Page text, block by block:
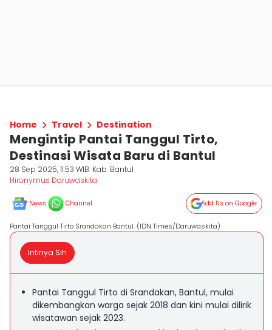
Home Travel Destination
Mengintip Pantai Tanggul Tirto,
Destinasi Wisata Baru di Bantul
28 Sep 2025, 11:53 WIB Kab. Bantul
Hironymus Daruwaskita
News Channel Add Us on Google
Pantai Tanggul Tirto Srandakan Bantul. (IDN Times/Daruwaskita)
Intinya Sih
Pantai Tanggul Tirto di Srandakan, Bantul, mulai
dikembangkan warga sejak 2018 dan kini mulai dilirik
wisatawan sejak 2023.